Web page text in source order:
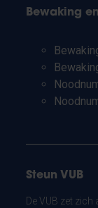
Bewaking
Steun VUB
De VUB zet